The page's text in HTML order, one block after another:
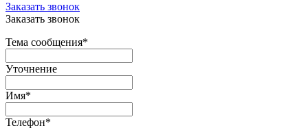
Заказать звонок
Заказать звонок
Тема сообщения*
Уточнение
Имя*
Телефон*